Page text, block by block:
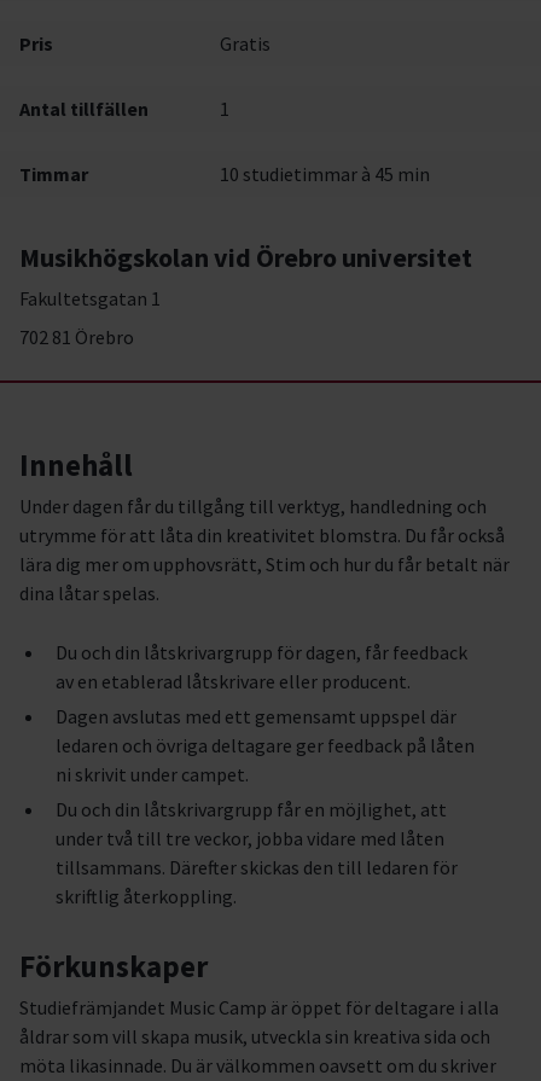
Pris Gratis
Antal tillfällen 1
Timmar 10 studietimmar à 45 min
Musikhögskolan vid Örebro universitet
Fakultetsgatan 1
702 81 Örebro
Innehåll
Under dagen får du tillgång till verktyg, handledning och
utrymme för att låta din kreativitet blomstra. Du får också
lära dig mer om upphovsrätt, Stim och hur du får betalt när
dina låtar spelas.
Du och din låtskrivargrupp för dagen, får feedback
av en etablerad låtskrivare eller producent.
Dagen avslutas med ett gemensamt uppspel där
ledaren och övriga deltagare ger feedback på låten
ni skrivit under campet.
Du och din låtskrivargrupp får en möjlighet, att
under två till tre veckor, jobba vidare med låten
tillsammans. Därefter skickas den till ledaren för
skriftlig återkoppling.
Förkunskaper
Studiefrämjandet Music Camp är öppet för deltagare i alla
åldrar som vill skapa musik, utveckla sin kreativa sida och
möta likasinnade. Du är välkommen oavsett om du skriver